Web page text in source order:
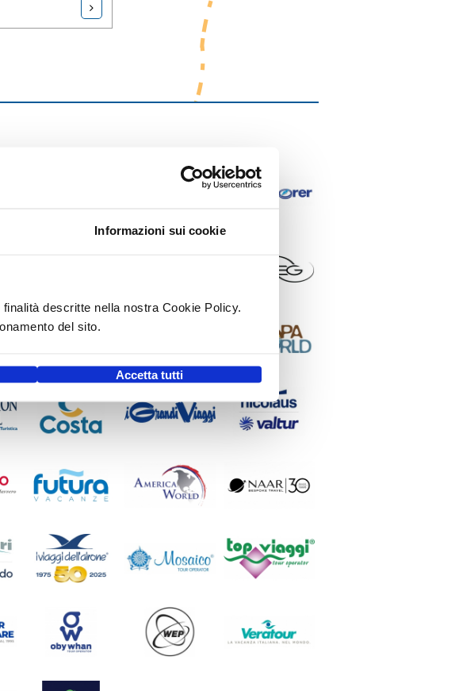
Informazioni sui cookie
descritte nella nostra Cookie Policy.
del sito.
Accetta tutti